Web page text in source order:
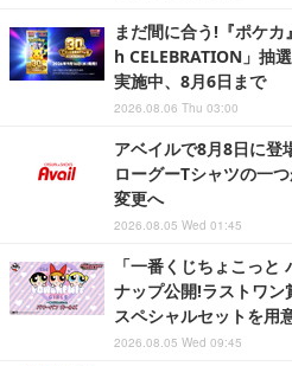
まだ間に合う!『ポケ
h CELEBRATION」抽
実施中、8月6日まで
2026.08.06 Thu 03:00
アベイルで8月8日に登
ローグーTシャツの一
変更へ
2026.08.05 Wed 01:45
「一番くじちょこっ
ナップ公開!ラストワ
スペシャルセットを用
2026.08.05 Wed 09:45